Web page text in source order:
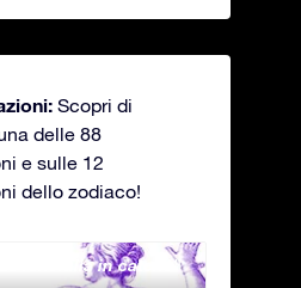
Scopri di
delle 88
e sulle 12
dello zodiaco!
fanciulla in catene